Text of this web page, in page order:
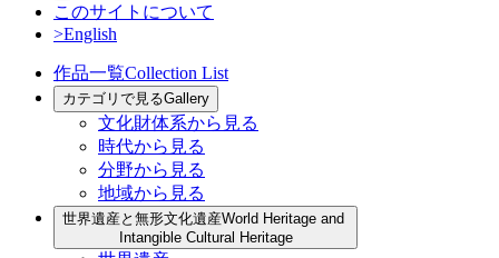
このサイトについて
>English
作品一覧Collection List
カテゴリで見るGallery
文化財体系から見る
時代から見る
分野から見る
地域から見る
世界遺産と無形文化遺産World Heritage and
Intangible Cultural Heritage